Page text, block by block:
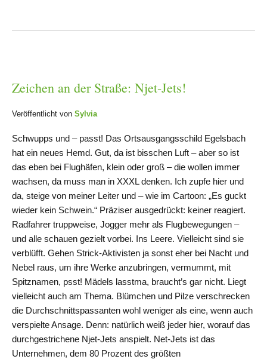
Zeichen an der Straße: Njet-Jets!
Veröffentlicht von Sylvia
Schwupps und – passt! Das Ortsausgangsschild Egelsbach
hat ein neues Hemd. Gut, da ist bisschen Luft – aber so ist
das eben bei Flughäfen, klein oder groß – die wollen immer
wachsen, da muss man in XXXL denken. Ich zupfe hier und
da, steige von meiner Leiter und – wie im Cartoon: „Es guckt
wieder kein Schwein.“ Präziser ausgedrückt: keiner reagiert.
Radfahrer truppweise, Jogger mehr als Flugbewegungen –
und alle schauen gezielt vorbei. Ins Leere. Vielleicht sind sie
verblüfft. Gehen Strick-Aktivisten ja sonst eher bei Nacht und
Nebel raus, um ihre Werke anzubringen, vermummt, mit
Spitznamen, psst! Mädels lasstma, braucht’s gar nicht. Liegt
vielleicht auch am Thema. Blümchen und Pilze verschrecken
die Durchschnittspassanten wohl weniger als eine, wenn auch
verspielte Ansage. Denn: natürlich weiß jeder hier, worauf das
durchgestrichene Njet-Jets anspielt. Net-Jets ist das
Unternehmen, dem 80 Prozent des größten